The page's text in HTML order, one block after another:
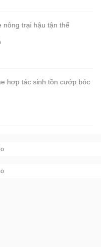
nông trại hậu tận thế
hợp tác sinh tồn cướp bóc